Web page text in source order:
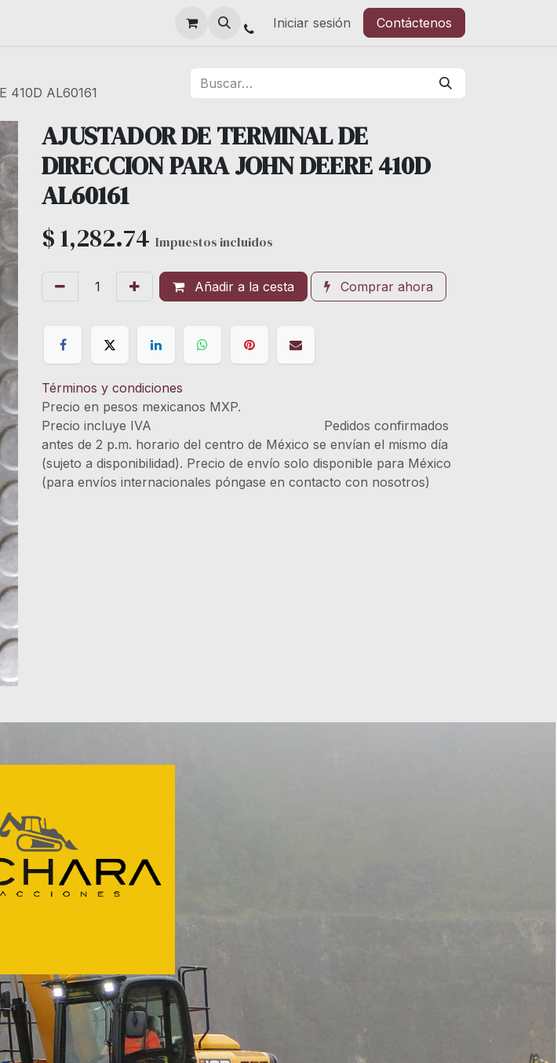
Iniciar sesión Contáctenos
410D AL60161
AJUSTADOR DE TERMINAL DE
DIRECCION PARA JOHN DEERE 410D
AL60161
$1,282.74 Impuestos incluidos
Añadir a la cesta Comprar ahora
Términos y condiciones
Precio en pesos mexicanos MXP.
Precio incluye IVA Pedidos confirmados
antes de 2 p.m. horario del centro de México se envían el mismo día
(sujeto a disponibilidad). Precio de envío solo disponible para México
(para envíos internacionales póngase en contacto con nosotros)